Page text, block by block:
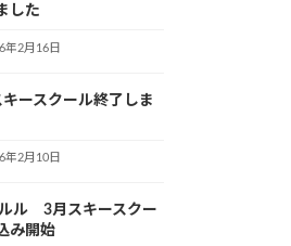
した
年2月16日
ースクール終了しま
年2月10日
ル 3月スキースクー
み開始